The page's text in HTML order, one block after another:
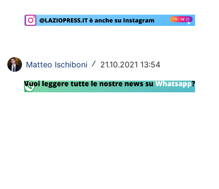
Lazio Women
Social
Calcio
Matteo Ischiboni / 21.10.2021 13:54